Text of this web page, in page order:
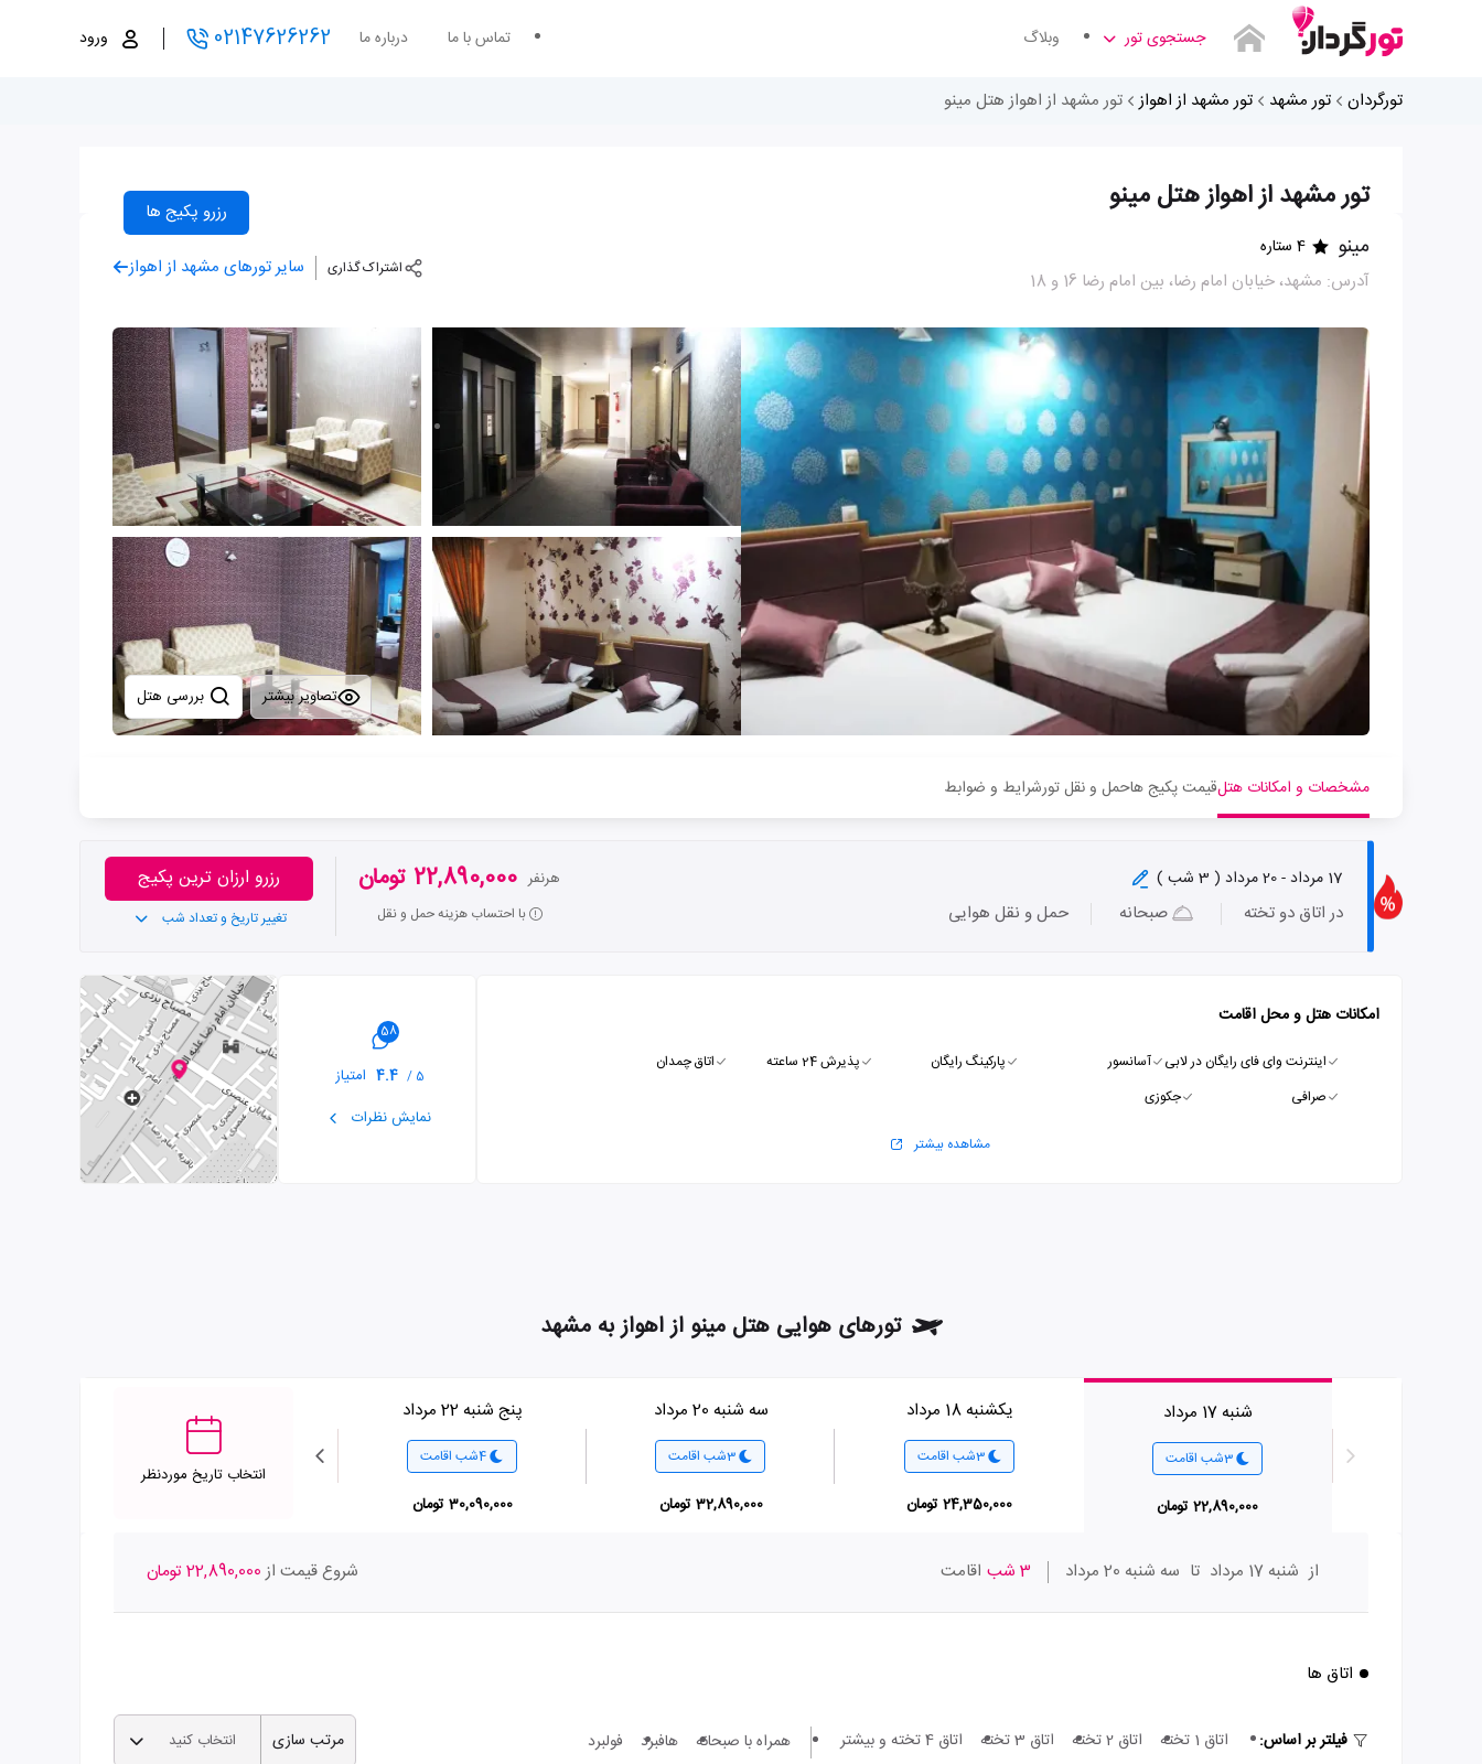
جستجوی تور وبلاگ تماس با ما درباره ما 02147626262 ورود
تورگردان تور مشهد تور مشهد از اهواز تور مشهد از اهواز هتل مینو
تور مشهد از اهواز هتل مینو رزرو پکیج ها
مینو 4 ستاره
آدرس: مشهد، خيابان امام رضا، بين امام رضا 16 و 18
اشتراک گذاری سایر تورهای مشهد از اهواز
تصاویر بیشتر
مشخصات و امکانات هتلقیمت پکیج هاحمل و نقل تورشرایط و ضوابط
17 مرداد - 20 مرداد ( 3 شب )
در اتاق دو تخته صبحانه حمل و نقل هوایی
هرنفر 22,890,000 تومان
با احتساب هزینه حمل و نقل
رزرو ارزان ترین پکیج
تغییر تاریخ و تعداد شب
امکانات هتل و محل اقامت
اینترنت وای فای رایگان در لابی آسانسور پارکینگ رایگان پذیرش 24 ساعته
اتاق چمدان
صرافی
جکوزی
مشاهده بیشتر
58
5 /
4.4 امتیاز
نمایش نظرات
تورهای هوایی هتل مینو از اهواز به مشهد
شنبه 17 مرداد
3شب اقامت
22,890,000 تومان
یکشنبه 18 مرداد
3شب اقامت
24,350,000 تومان
سه شنبه 20 مرداد
3شب اقامت
32,890,000 تومان
پنج شنبه 22 مرداد
4شب اقامت
30,090,000 تومان
چهارشنبه 28 مرداد
انتخاب تاریخ موردنظر
از شنبه 17 مرداد تا سه شنبه 20 مرداد 3 شب اقامت شروع قیمت از22,890,000 تومان
اتاق ها
فیلتر بر اساس: اتاق 1 تخته اتاق 2 تخته اتاق 3 تخته اتاق 4 تخته و بیشتر همراه با صبحانه هافبرد فولبرد مرتب سازی انتخاب کنید